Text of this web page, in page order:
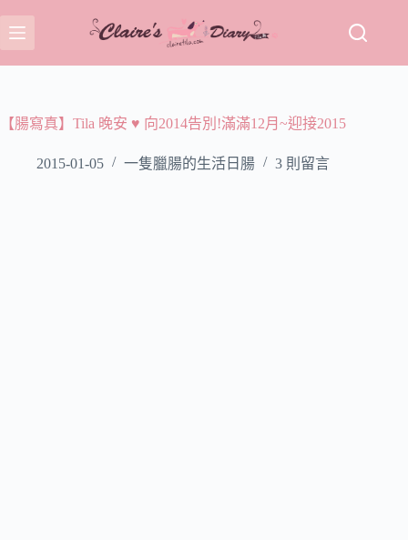
至
主
容【腸寫真】Tila 晚安 ♥ 向2014告別!滿滿12月~迎接2015
2015-01-05 一隻臘腸的生活日腸 3 則留言